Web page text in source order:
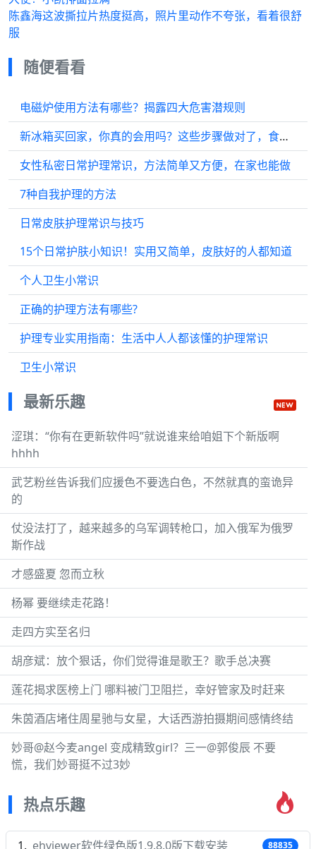
陈鑫海这波撕拉片热度挺高，照片里动作不夸张，看着很舒
服
随便看看
电磁炉使用方法有哪些？揭露四大危害潜规则
新冰箱买回家，你真的会用吗？这些步骤做对了，食物保鲜更长久！
女性私密日常护理常识，方法简单又方便，在家也能做
7种自我护理的方法
日常皮肤护理常识与技巧
15个日常护肤小知识！实用又简单，皮肤好的人都知道
个人卫生小常识
正确的护理方法有哪些?
护理专业实用指南：生活中人人都该懂的护理常识
卫生小常识
最新乐趣
涩琪：“你有在更新软件吗”就说谁来给咱姐下个新版啊
hhhh
武艺粉丝告诉我们应援色不要选白色，不然就真的蛮诡异
的
仗没法打了，越来越多的乌军调转枪口，加入俄军为俄罗
斯作战
才感盛夏 忽而立秋
杨幂 要继续走花路！
走四方实至名归
胡彦斌：放个狠话，你们觉得谁是歌王？歌手总决赛
莲花揭求医榜上门 哪料被门卫阻拦，幸好管家及时赶来
朱茵酒店堵住周星驰与女星，大话西游拍摄期间感情终结
妙哥@赵今麦angel 变成精致girl？三一@郭俊辰 不要
慌，我们妙哥挺不过3妙
热点乐趣
ehviewer软件绿色版1.9.8.0版下载安装 88835